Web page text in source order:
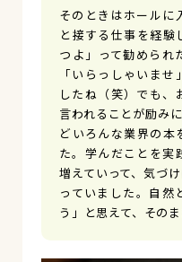
そのときはホールに
と接する仕事を経験
つよ」って勧められ
「いらっしゃいま
したね（笑）でも、
言われることが励み
どいろんな業界の本
た。学んだことを実
増えていって、気づ
っていました。自然
う」と思えて、その